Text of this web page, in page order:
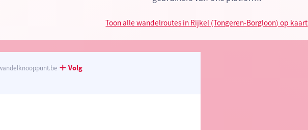
Toon alle wandelroutes in Rijkel (Tongeren-Borgloon) op kaart
Volg